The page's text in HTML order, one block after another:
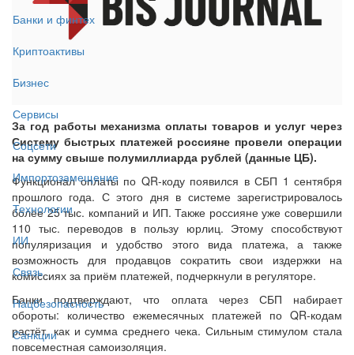
Банки и финтех
Криптоактивы
Бизнес
Сервисы
Соцсети
Импортозамещение
Технологии
ИИ
Связь
Нацбезопасность
Санкции
За год работы механизма оплаты товаров и услуг через
Систему быстрых платежей россияне провели операции
на сумму свыше полумиллиарда рублей (данные ЦБ).
Функционал оплаты по QR-коду появился в СБП 1 сентября
прошлого года. С этого дня в системе зарегистрировалось
более 25 тыс. компаний и ИП. Также россияне уже совершили
110 тыс. переводов в пользу юрлиц. Этому способствуют
популяризация и удобство этого вида платежа, а также
возможность для продавцов сократить свои издержки на
комиссиях за приём платежей, подчеркнули в регуляторе.
Банки подтверждают, что оплата через СБП набирает
обороты: количество ежемесячных платежей по QR-кодам
растёт, как и сумма среднего чека. Сильным стимулом стала
повсеместная самоизоляция.